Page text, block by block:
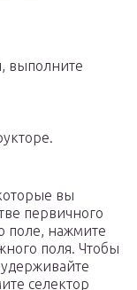
выполните
вы
первичного
поле, нажмите
поля. Чтобы
селектор